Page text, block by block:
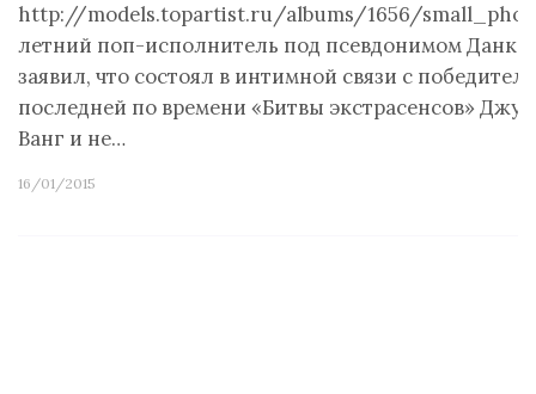
http://models.topartist.ru/albums/1656/
летний поп-исполнитель под псевдонимом Данко
заявил, что состоял в интимной связи с
последней по времени «Битвы экстрасенсов»
Ванг и не…
16/01/2015